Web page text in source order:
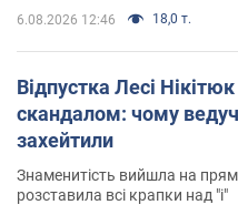
6.08.2026 12:46 18,0 т.
Відпустка Лесі
скандалом: чому
захейтили
Знаменитість вийшла на
розставила всі крапки над "і"